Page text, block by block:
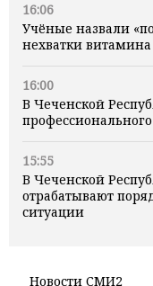
16:06
Учёные назвали
нехватки витамина
16:00
В Чеченской
15:55
В Чеченской
отрабатывают
ситуации
Новости СМИ2